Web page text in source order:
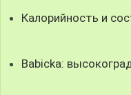
Калорийность и
Babicka: